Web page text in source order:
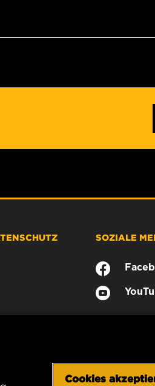
SOZIALE
Cookies